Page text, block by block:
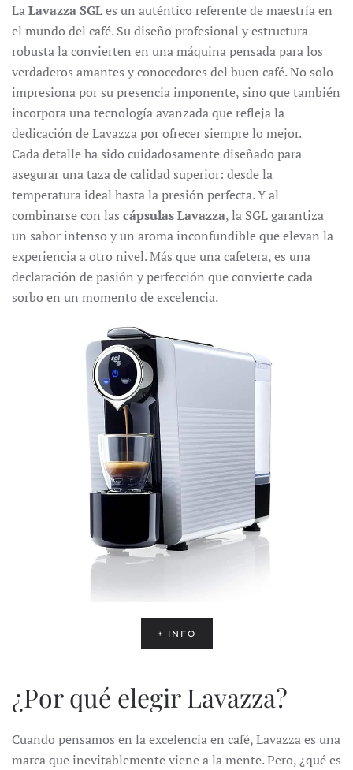
LaLavazza SGLes un auténtico referente de maestría en
el mundo del café. Su diseño profesional y estructura
robusta la convierten en una máquina pensada para los
verdaderos amantes y conocedores del buen café. No solo
impresiona por su presencia imponente, sino que también
incorpora una tecnología avanzada que refleja la
dedicación de Lavazza por ofrecer siempre lo mejor.
Cada detalle ha sido cuidadosamente diseñado para
asegurar una taza de calidad superior: desde la
temperatura ideal hasta la presión perfecta. Y al
combinarse con las cápsulas Lavazza, la SGL garantiza
un sabor intenso y un aroma inconfundible que elevan la
experiencia a otro nivel. Más que una cafetera, es una
declaración de pasión y perfección que convierte cada
sorbo en un momento de excelencia.
+ INFO
¿Por qué elegir Lavazza?
Cuando pensamos en la excelencia en café, Lavazza es una
marca que inevitablemente viene a la mente. Pero, ¿qué es